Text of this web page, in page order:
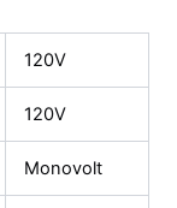
120V
120V
Monovolt